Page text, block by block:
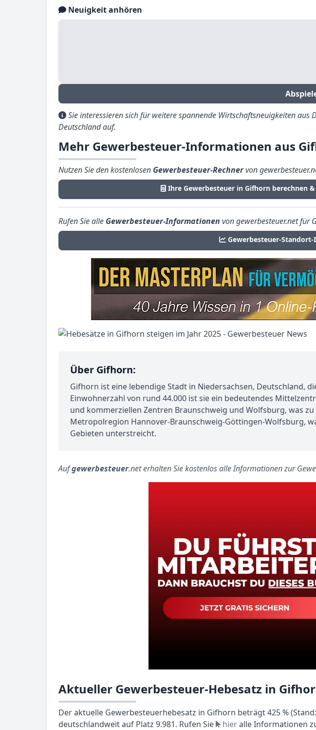
Neuigkeit anhören
Sie interessieren sich für weitere spannende Wirtschaftsneuigkeiten aus
Deutschland auf.
Mehr Gewerbesteuer-Informationen aus
Nutzen Sie den kostenlosen Gewerbesteuer-Rechnervon
Ihre Gewerbesteuer in Gifhorn berechnen
Rufen Sie alle Gewerbesteuer-Informationen von gewerbesteuer.net für
Gewerbesteuer-
Über Gifhorn:
Gifhorn ist eine lebendige Stadt in Niedersachsen, Deutschland,
Einwohnerzahl von rund 44.000 ist sie ein bedeutendes
und kommerziellen Zentren Braunschweig und Wolfsburg, was
Metropolregion Hannover-Braunschweig-Göttingen-Wolfsburg,
Gebieten unterstreicht.
Aufgewerbesteuer.net erhalten Sie kostenlos alle Informationen zur
Aktueller Gewerbesteuer-Hebesatz in
Der aktuelle Gewerbesteuerhebesatz in Gifhorn beträgt 425 %
deutschlandweit auf Platz 9.981. Rufen Sie
hieralle Informationen